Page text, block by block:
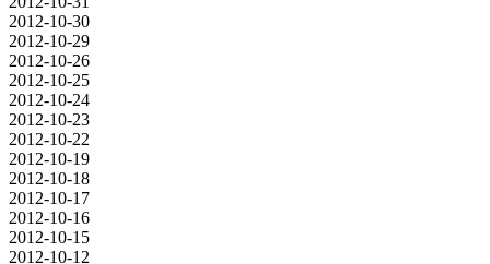
2012-10-30
2012-10-29
2012-10-26
2012-10-25
2012-10-24
2012-10-23
2012-10-22
2012-10-19
2012-10-18
2012-10-17
2012-10-16
2012-10-15
2012-10-12